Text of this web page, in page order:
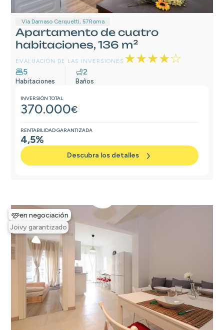
Via Damaso Cerquetti, 57Roma
Apartamento de cuatro
habitaciones, 136 m²
EVALUACIÓN DE LAS INVERSIONES ★★★★☆
5
Habitaciones
2
Baños
INVERSIÓN TOTAL
370.000€
RENTABILIDAD GARANTIZADA
4,5%
Descubra los detalles
en negociación
Joivy garantizado